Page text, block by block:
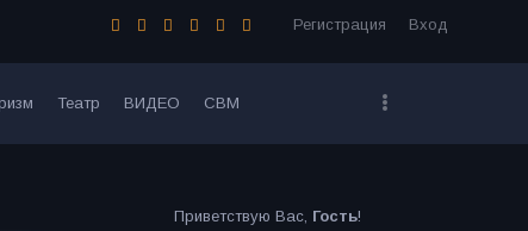
Регистрация Вход
Театр ВИДЕО СВМ
Приветствую Вас, Гость!